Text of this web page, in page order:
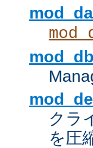
クラ
を圧